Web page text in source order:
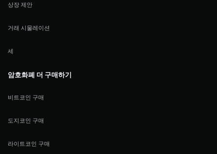
상장 제안
거래 시물레이션
세
암호화폐 더 구매하기
비트코인 구매
도지코인 구매
라이트코인 구매